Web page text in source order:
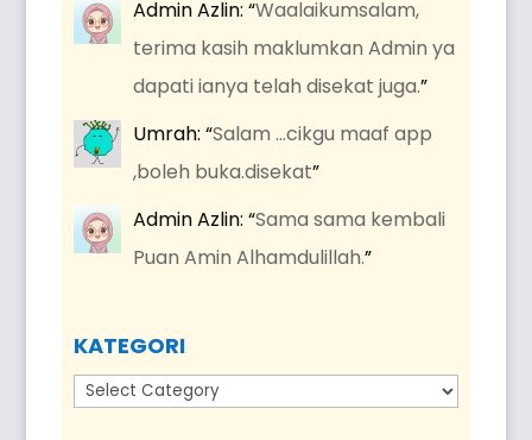
Admin Azlin: “Waalaikumsalam,
terima kasih maklumkan Admin ya
dapati ianya telah disekat juga.”
Umrah: “Salam …cikgu maaf app
,boleh buka.disekat”
Admin Azlin: “Sama sama kembali
Puan Amin Alhamdulillah.”
KATEGORI
Kategori